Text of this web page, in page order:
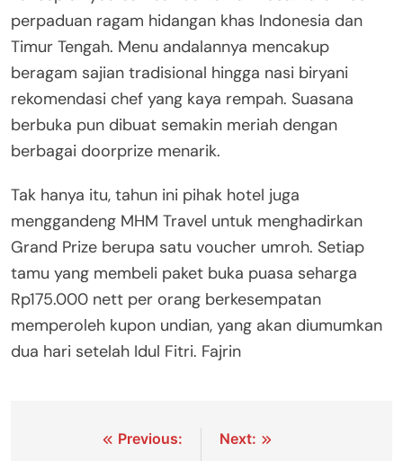
perpaduan ragam hidangan khas Indonesia dan
Timur Tengah. Menu andalannya mencakup
beragam sajian tradisional hingga nasi biryani
rekomendasi chef yang kaya rempah. Suasana
berbuka pun dibuat semakin meriah dengan
berbagai doorprize menarik.
Tak hanya itu, tahun ini pihak hotel juga
menggandeng MHM Travel untuk menghadirkan
Grand Prize berupa satu voucher umroh. Setiap
tamu yang membeli paket buka puasa seharga
Rp175.000 nett per orang berkesempatan
memperoleh kupon undian, yang akan diumumkan
dua hari setelah Idul Fitri. Fajrin
Navigasi Previous:
Next: